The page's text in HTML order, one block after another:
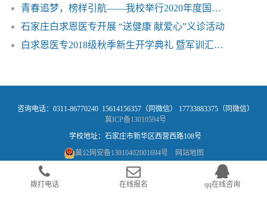
青春追梦，榜样引航——我校举行2020年度国家奖学金颁奖典礼
石家庄白求恩医专开展 “送健康 献爱心”义诊活动
白求恩医专2018级秋季新生开学典礼 暨军训汇报表演圆满结束
咨询电话：0311-86770240 15614156357（同微信） 17733883375（同微信）
冀ICP备13010594号
学校地址：石家庄市新华区西营西路108号
冀公网安备13010402001694号
网站地图
拨打电话 在线报名 qq在线咨询